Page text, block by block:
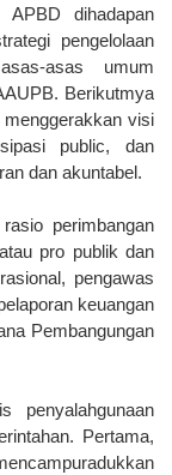
dihadapan
pengelolaan
asas umum
Berikutmya
visi
public, dan
dan akuntabel.
perimbangan
pro publik dan
pengawas
keuangan
Pembangungan
penyalahgunaan
Pertama,